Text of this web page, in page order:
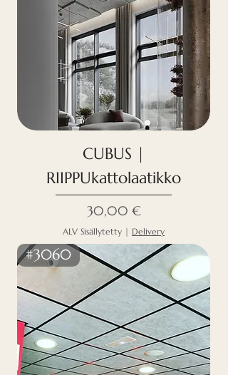
CUBUS |
RIIPPUkattolaatikko
Hinta
30,00 €
ALV Sisällytetty | Delivery
#3060